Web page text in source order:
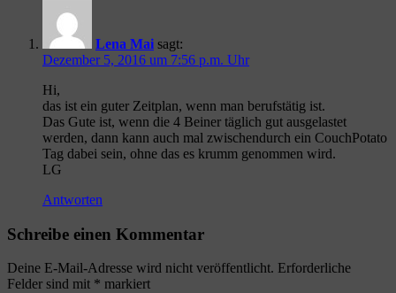
Lena Mai sagt:
Dezember 5, 2016 um 7:56 p.m. Uhr
Hi,
das ist ein guter Zeitplan, wenn man berufstätig ist.
Das Gute ist, wenn die 4 Beiner täglich gut ausgelastet
werden, dann kann auch mal zwischendurch ein CouchPotato
Tag dabei sein, ohne das es krumm genommen wird.
LG
Antworten
Schreibe einen Kommentar
Deine E-Mail-Adresse wird nicht veröffentlicht. Erforderliche
Felder sind mit * markiert